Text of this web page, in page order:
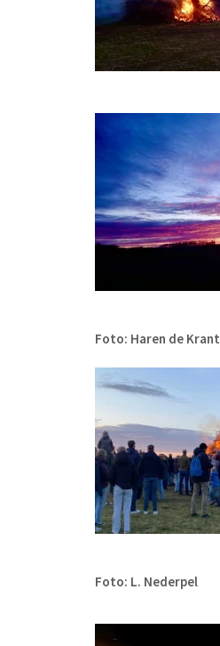
Foto: Haren de Krant
Foto: L. Nederpel